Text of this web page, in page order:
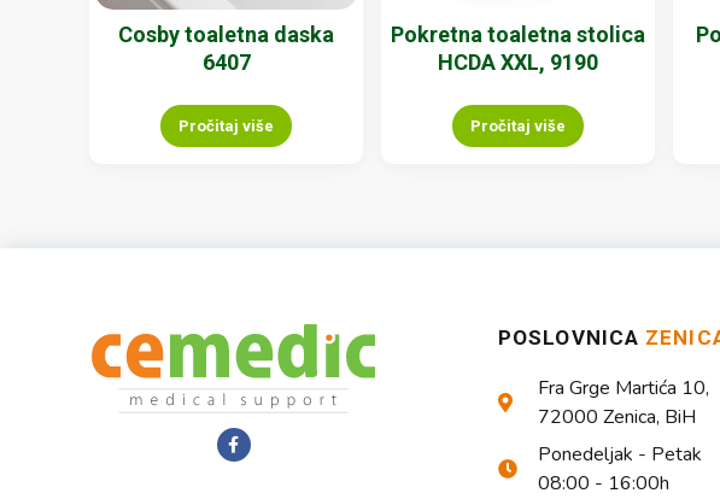
Cosby toaletna daska
6407
Pročitaj više
Pokretna toaletna stolica
HCDA XXL, 9190
Pročitaj više
POSLOVNICA
Fra Grge Martića 10,
72000 Zenica, BiH
Ponedeljak - Petak
08:00 - 16:00h